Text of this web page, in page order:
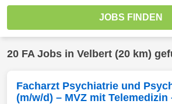
20 FAJobs in Velbert (20 km)
Facharzt Psychiatrie und
(m/w/d) – MVZ mit